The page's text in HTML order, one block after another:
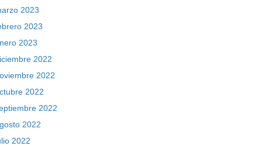
2023
2023
2023
2022
2022
2022
2022
2022
2022